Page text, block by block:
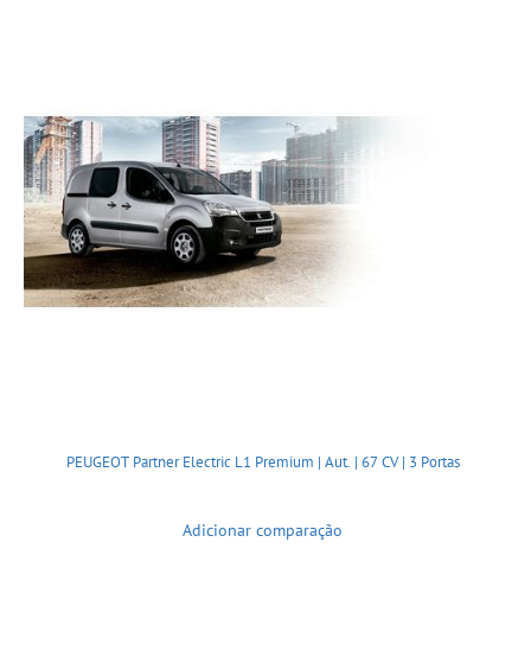
PEUGEOT Partner Electric L1 Premium | Aut. | 67 CV | 3 Portas
Adicionar comparação